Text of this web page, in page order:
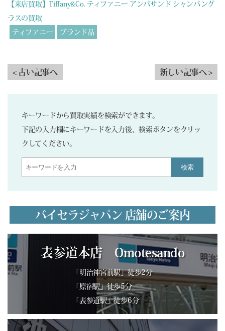
【来店買取】Tiffany&Co. ティファニー アンパサンド シャンパング
ラスの買取
ティファニー
ブランド品
< 古い記事へ 新しい記事へ >
キーワードから買取実績を検索ができます。
下記の入力欄にキーワードを入力後、検索ボタンをクリッ
クしてください。
検索
バイセラジャパン 店舗のご案内
表参道本店 Omotesando
「明治神宮前駅」徒歩2分
「原宿駅」徒歩5分
「表参道駅」徒歩6分